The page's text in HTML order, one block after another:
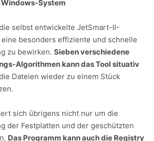
Windows-System
selbst entwickelte JetSmart-II-
besonders effiziente und schnelle
zu bewirken. Sieben verschiedene
Algorithmen kann das Tool situativ
Dateien wieder zu einem Stück
sich übrigens nicht nur um die
der Festplatten und der geschützten
Das Programm kann auch die Registry